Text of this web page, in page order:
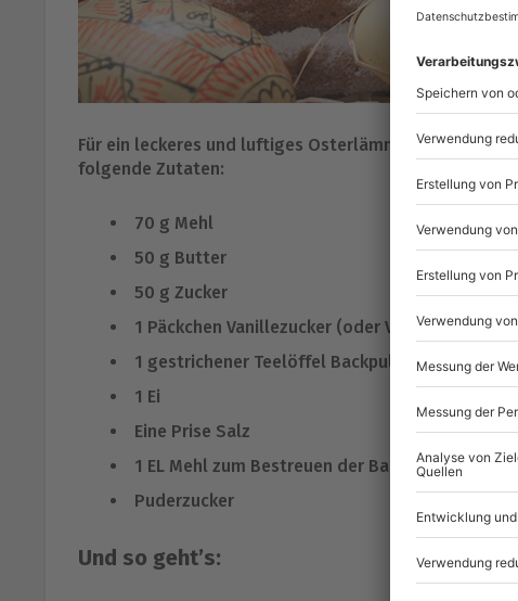
Für ein leckeres und luftiges Osterlämmchen
folgende Zutaten:
70 g Mehl
50 g Butter
50 g Zucker
1 Päckchen Vanillezucker (oder Vanille Aroma)
1 gestrichener Teelöffel Backpulver
1 Ei
Eine Prise Salz
1 EL Mehl zum Bestreuen der Backform
Puderzucker
Und so geht’s: